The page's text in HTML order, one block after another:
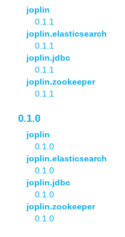
joplin
0.1.1
joplin.elasticsearch
0.1.1
joplin.jdbc
0.1.1
joplin.zookeeper
0.1.1
0.1.0
joplin
0.1.0
joplin.elasticsearch
0.1.0
joplin.jdbc
0.1.0
joplin.zookeeper
0.1.0